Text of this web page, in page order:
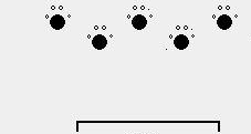
｡｡ ｡｡. ｡
ﾟ●゜ ｡｡ ﾟ●゜ ｡｡. ﾟ●
ﾟ●゜ .ﾟ●゜ ﾟ
┏━━━━━━━┓